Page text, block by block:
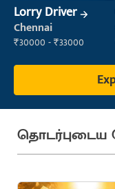
Lorry Driver
Chennai
₹30000 - ₹33000
தொடர்புடைய